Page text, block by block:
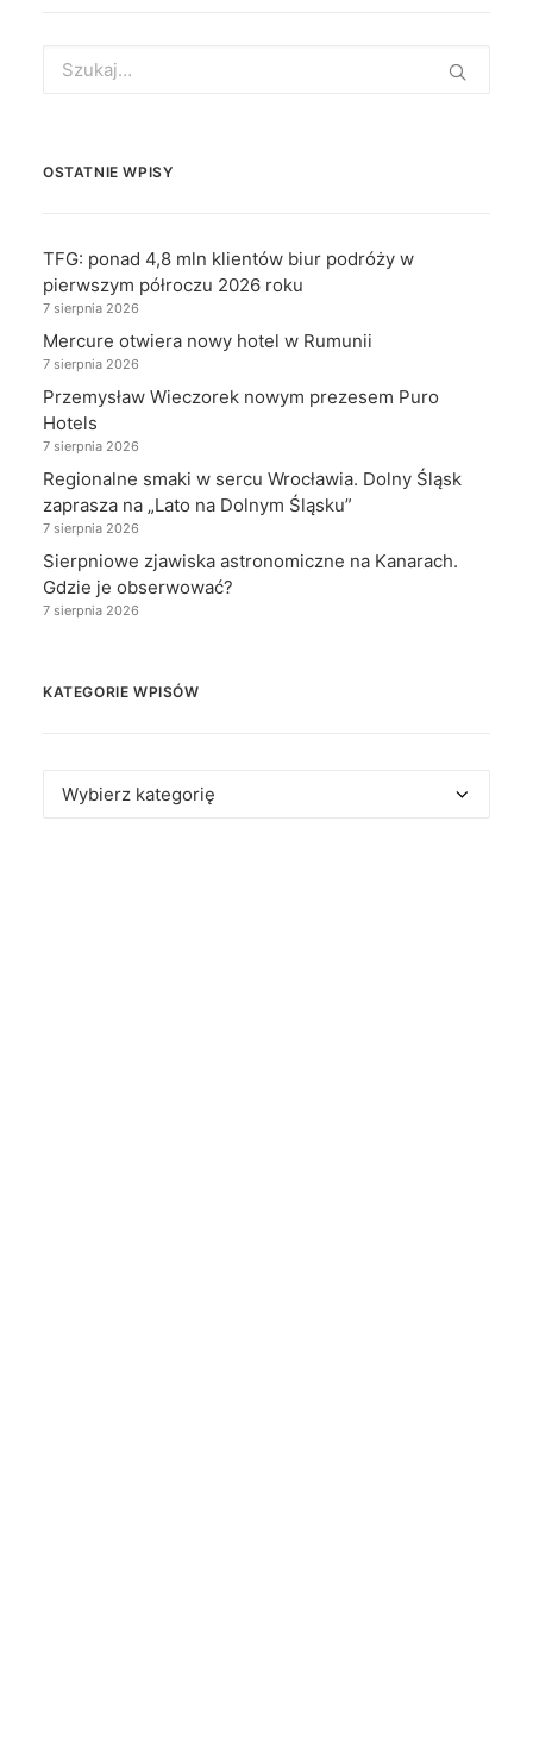
for:
OSTATNIE WPISY
TFG: ponad 4,8 mln klientów biur podróży w
pierwszym półroczu 2026 roku
7 sierpnia 2026
Mercure otwiera nowy hotel w Rumunii
7 sierpnia 2026
Przemysław Wieczorek nowym prezesem Puro
Hotels
7 sierpnia 2026
Regionalne smaki w sercu Wrocławia. Dolny Śląsk
zaprasza na „Lato na Dolnym Śląsku”
7 sierpnia 2026
Sierpniowe zjawiska astronomiczne na Kanarach.
Gdzie je obserwować?
7 sierpnia 2026
KATEGORIE WPISÓW
Kategorie